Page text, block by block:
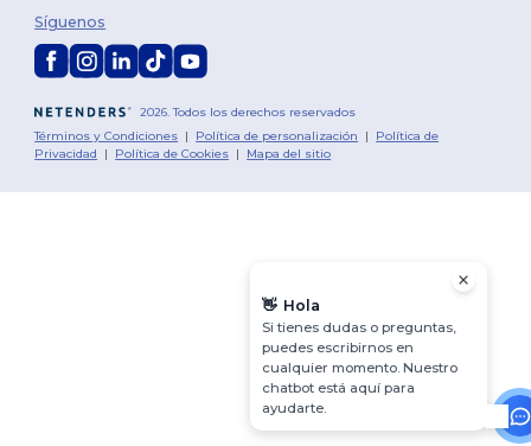
2026. Todos los derechos reservados
Términos y Condiciones | Política de personalización | Política de
Privacidad | Política de Cookies | Mapa del sitio
Síguenos
👋 Hola
Si tienes dudas o preguntas,
puedes escribirnos en
cualquier momento. Nuestro
chatbot está aquí para
ayudarte.